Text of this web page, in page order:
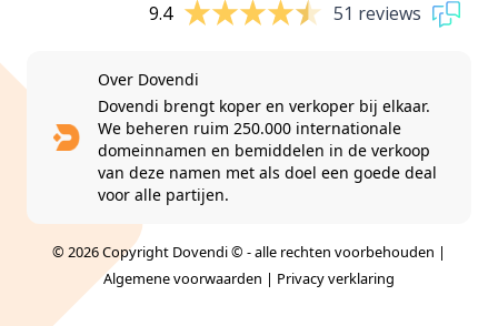
9.4 51 reviews
Over Dovendi
Dovendi brengt koper en verkoper bij elkaar.
We beheren ruim 250.000 internationale
domeinnamen en bemiddelen in de verkoop
van deze namen met als doel een goede deal
voor alle partijen.
© 2026 Copyright Dovendi © - alle rechten voorbehouden |
Algemene voorwaarden | Privacy verklaring